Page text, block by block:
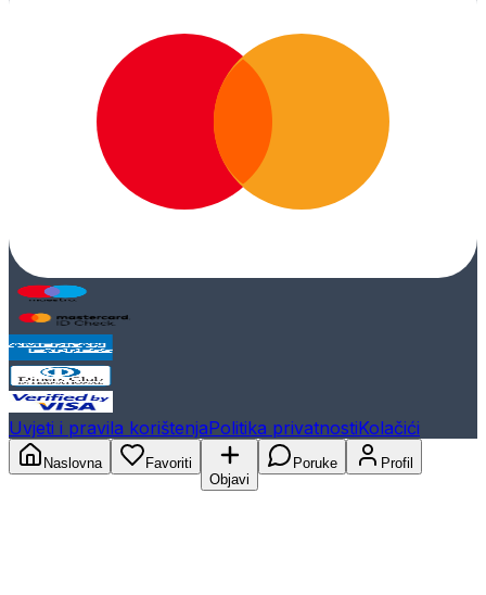
Uvjeti i pravila korištenjaPolitika privatnostiKolačići
Naslovna
Favoriti
Objavi
Poruke Profil